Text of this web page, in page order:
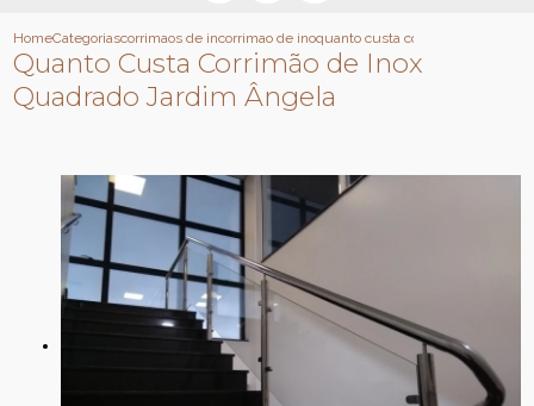
HomeCategoriascorrimaos de inoxcorrimao de inox para escadaquanto custa corrimao de inox
Quanto Custa Corrimão de Inox
Quadrado Jardim Ângela